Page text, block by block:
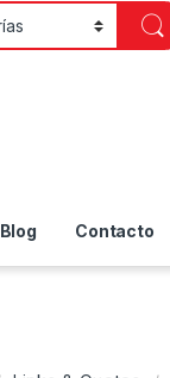
Blog Contacto